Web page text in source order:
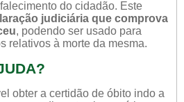
do cidadão. Este
judiciária que comprova
, podendo ser usado para
relativos à morte da mesma.
obter a certidão de óbito indo a